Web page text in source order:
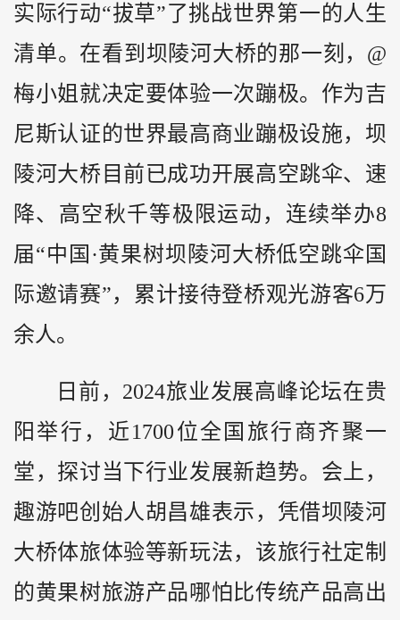
实际行动“拔草”了挑战世界第一的人生
清单。在看到坝陵河大桥的那一刻，@
梅小姐就决定要体验一次蹦极。作为吉
尼斯认证的世界最高商业蹦极设施，坝
陵河大桥目前已成功开展高空跳伞、速
降、高空秋千等极限运动，连续举办8
届“中国·黄果树坝陵河大桥低空跳伞国
际邀请赛”，累计接待登桥观光游客6万
余人。
日前，2024旅业发展高峰论坛在贵
阳举行，近1700位全国旅行商齐聚一
堂，探讨当下行业发展新趋势。会上，
趣游吧创始人胡昌雄表示，凭借坝陵河
大桥体旅体验等新玩法，该旅行社定制
的黄果树旅游产品哪怕比传统产品高出